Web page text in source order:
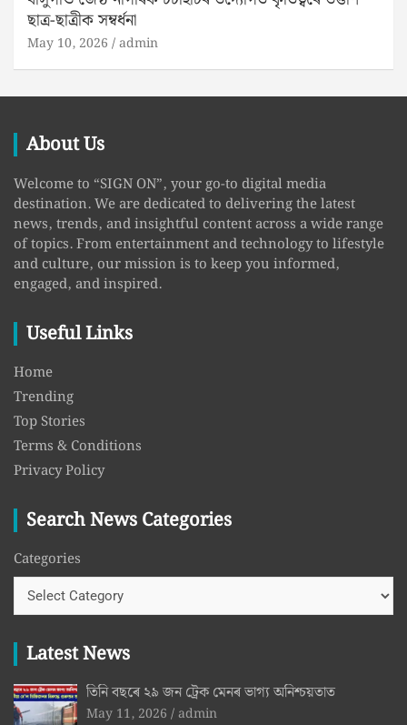
ছাত্ৰ-ছাত্ৰীক সম্বৰ্ধনা
May 10, 2026 admin
About Us
Welcome to “SIGN ON”, your go-to digital media
destination. We are dedicated to delivering the latest
news, trends, and insightful content across a wide range
of topics. From entertainment and technology to lifestyle
and culture, our mission is to keep you informed,
engaged, and inspired.
Useful Links
Home
Trending
Top Stories
Terms & Conditions
Privacy Policy
Search News Categories
Categories
Latest News
তিনি বছৰে ২৯ জন ট্ৰেক মেনৰ ভাগ্য অনিশ্চয়তাত
May 11, 2026 admin